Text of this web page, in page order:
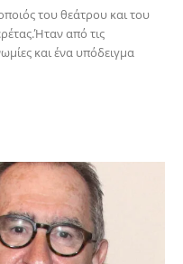
του θεάτρου και του
από τις
και ένα υπόδειγμα